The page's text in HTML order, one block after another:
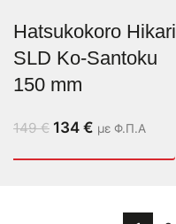
Hatsukokoro Hikari
SLD Ko-Santoku
150 mm
149€ 134 € με Φ.Π.Α